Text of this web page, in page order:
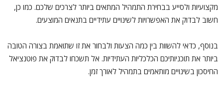
מקצועיות ולסייע בבחירת התמהיל המתאים ביותר לצרכים שלכם. כמו כן,
חשוב לבדוק את האפשרויות לשינויים עתידיים בתנאים המוצעים.
בנוסף, כדאי להשוות בין כמה הצעות ולבחור את זו שתואמת בצורה הטובה
ביותר את תוכניותיכם הכלכליות העתידיות. אל תשכחו לבדוק את פוטנציאל
החיסכון בשינויים מותאמים בתמהיל לאורך זמן.